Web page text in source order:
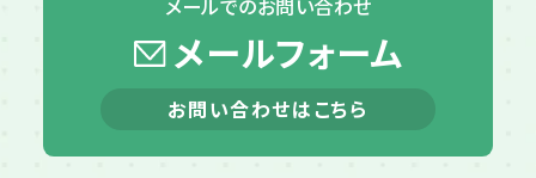
メールでのお問い合わせ
メールフォーム
お問い合わせはこちら